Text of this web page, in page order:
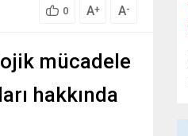
0 A+ A-
mücadele
hakkında